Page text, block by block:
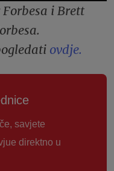
i Brett
ovdje.
savjete
direktno u